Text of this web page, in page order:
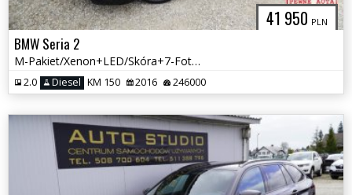
41 950 PLN
BMW Seria 2
M-Pakiet/Xenon+LED/Skóra+7-Foteli/El.-Klapa/Tempomat/Asystenty/Bogaty
2.0 Diesel KM 150 2016 246000